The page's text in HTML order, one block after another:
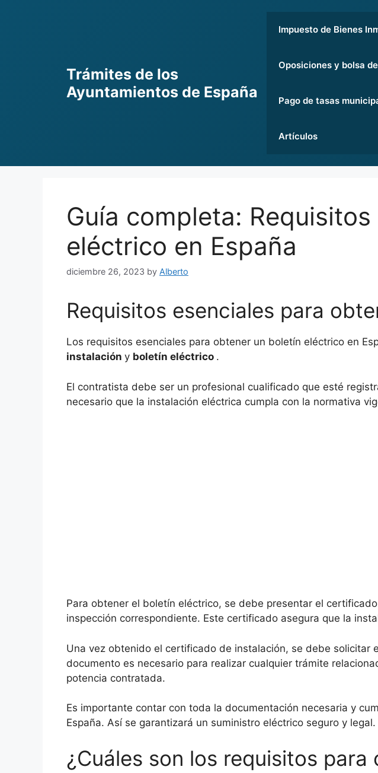
Trámites de los
Ayuntamientos de España
Impuesto de Bienes
Oposiciones y bolsa
Pago de tasas
Artículos
Guía completa:
eléctrico en España
diciembre 26, 2023 by Alberto
Requisitos esenciales para
Los requisitos esenciales para obtener un boletín eléctrico en
instalación y boletín eléctrico .
El contratista debe ser un profesional cualificado que esté
necesario que la instalación eléctrica cumpla con la normativa
Para obtener el boletín eléctrico, se debe presentar el
inspección correspondiente. Este certificado asegura que la
Una vez obtenido el certificado de instalación, se debe
documento es necesario para realizar cualquier trámite
potencia contratada.
Es importante contar con toda la documentación necesaria y
España. Así se garantizará un suministro eléctrico seguro y legal.
¿Cuáles son los requisitos